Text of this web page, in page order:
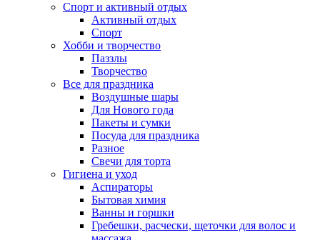
Спорт и активный отдых
Активный отдых
Спорт
Хобби и творчество
Паззлы
Творчество
Все для праздника
Воздушные шары
Для Нового года
Пакеты и сумки
Посуда для праздника
Разное
Свечи для торта
Гигиена и уход
Аспираторы
Бытовая химия
Ванны и горшки
Гребешки, расчески, щеточки для волос и